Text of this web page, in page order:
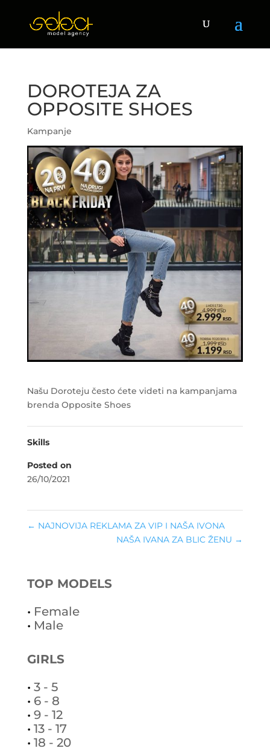
DOROTEJA ZA
OPPOSITE SHOES
Kampanje
Našu Doroteju često ćete videti na kampanjama
brenda Opposite Shoes
Skills
Posted on
26/10/2021
← NAJNOVIJA REKLAMA ZA VIP I NAŠA IVONA
NAŠA IVANA ZA BLIC ŽENU →
TOP MODELS
• Female
• Male
GIRLS
• 3 - 5
• 6 - 8
• 9 - 12
• 13 - 17
• 18 - 20